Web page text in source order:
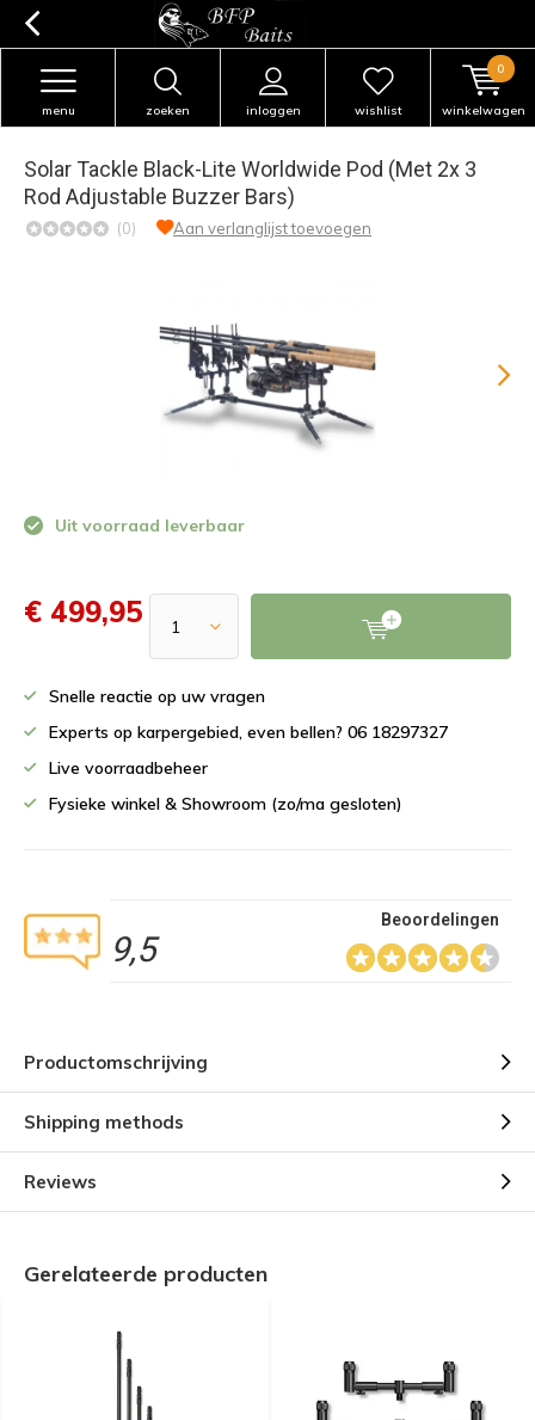
zoeken inloggen
menu wishlist winkelwagen
0
Solar Tackle Black-Lite Worldwide Pod (Met 2x 3
Rod Adjustable Buzzer Bars)
(0) Aan verlanglijst toevoegen
Uit voorraad leverbaar
€ 499,95
Snelle reactie op uw vragen
Experts op karpergebied, even bellen? 06 18297327
Live voorraadbeheer
Fysieke winkel & Showroom (zo/ma gesloten)
9,5
Beoordelingen
Productomschrijving
Shipping methods
Reviews
Gerelateerde producten